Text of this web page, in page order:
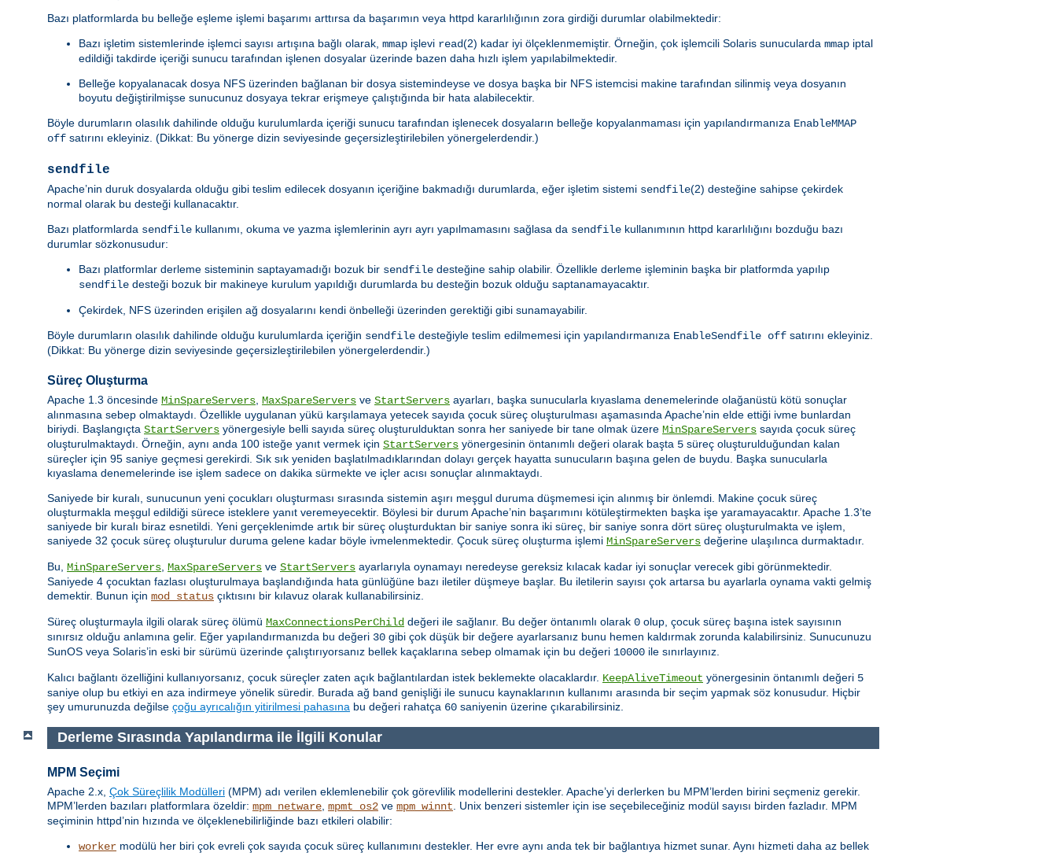
Bazı platformlarda bu belleğe eşleme işlemi başarımı arttırsa da başarımın veya httpd kararlılığının zora girdiği durumlar olabilmektedir:
Bazı işletim sistemlerinde işlemci sayısı artışına bağlı olarak, mmap işlevi read(2) kadar iyi ölçeklenmemiştir. Örneğin, çok işlemcili Solaris sunucularda mmap iptal
edildiği takdirde içeriği sunucu tarafından işlenen dosyalar üzerinde bazen daha hızlı işlem yapılabilmektedir.
Belleğe kopyalanacak dosya NFS üzerinden bağlanan bir dosya sistemindeyse ve dosya başka bir NFS istemcisi makine tarafından silinmiş veya dosyanın
boyutu değiştirilmişse sunucunuz dosyaya tekrar erişmeye çalıştığında bir hata alabilecektir.
Böyle durumların olasılık dahilinde olduğu kurulumlarda içeriği sunucu tarafından işlenecek dosyaların belleğe kopyalanmaması için yapılandırmanıza EnableMMAP
off satırını ekleyiniz. (Dikkat: Bu yönerge dizin seviyesinde geçersizleştirilebilen yönergelerdendir.)
sendfile
Apache’nin duruk dosyalarda olduğu gibi teslim edilecek dosyanın içeriğine bakmadığı durumlarda, eğer işletim sistemi sendfile(2) desteğine sahipse çekirdek
normal olarak bu desteği kullanacaktır.
Bazı platformlarda sendfile kullanımı, okuma ve yazma işlemlerinin ayrı ayrı yapılmamasını sağlasa da sendfile kullanımının httpd kararlılığını bozduğu bazı
durumlar sözkonusudur:
Bazı platformlar derleme sisteminin saptayamadığı bozuk bir sendfile desteğine sahip olabilir. Özellikle derleme işleminin başka bir platformda yapılıp
sendfile desteği bozuk bir makineye kurulum yapıldığı durumlarda bu desteğin bozuk olduğu saptanamayacaktır.
Çekirdek, NFS üzerinden erişilen ağ dosyalarını kendi önbelleği üzerinden gerektiği gibi sunamayabilir.
Böyle durumların olasılık dahilinde olduğu kurulumlarda içeriğin sendfile desteğiyle teslim edilmemesi için yapılandırmanıza EnableSendfile off satırını ekleyiniz.
(Dikkat: Bu yönerge dizin seviyesinde geçersizleştirilebilen yönergelerdendir.)
Süreç Oluşturma
Apache 1.3 öncesinde MinSpareServers, MaxSpareServers ve StartServers ayarları, başka sunucularla kıyaslama denemelerinde olağanüstü kötü sonuçlar
alınmasına sebep olmaktaydı. Özellikle uygulanan yükü karşılamaya yetecek sayıda çocuk süreç oluşturulması aşamasında Apache’nin elde ettiği ivme bunlardan
biriydi. Başlangıçta StartServers yönergesiyle belli sayıda süreç oluşturulduktan sonra her saniyede bir tane olmak üzere MinSpareServers sayıda çocuk süreç
oluşturulmaktaydı. Örneğin, aynı anda 100 isteğe yanıt vermek için StartServers yönergesinin öntanımlı değeri olarak başta 5 süreç oluşturulduğundan kalan
süreçler için 95 saniye geçmesi gerekirdi. Sık sık yeniden başlatılmadıklarından dolayı gerçek hayatta sunucuların başına gelen de buydu. Başka sunucularla
kıyaslama denemelerinde ise işlem sadece on dakika sürmekte ve içler acısı sonuçlar alınmaktaydı.
Saniyede bir kuralı, sunucunun yeni çocukları oluşturması sırasında sistemin aşırı meşgul duruma düşmemesi için alınmış bir önlemdi. Makine çocuk süreç
oluşturmakla meşgul edildiği sürece isteklere yanıt veremeyecektir. Böylesi bir durum Apache’nin başarımını kötüleştirmekten başka işe yaramayacaktır. Apache 1.3’te
saniyede bir kuralı biraz esnetildi. Yeni gerçeklenimde artık bir süreç oluşturduktan bir saniye sonra iki süreç, bir saniye sonra dört süreç oluşturulmakta ve işlem,
saniyede 32 çocuk süreç oluşturulur duruma gelene kadar böyle ivmelenmektedir. Çocuk süreç oluşturma işlemi MinSpareServers değerine ulaşılınca durmaktadır.
Bu, MinSpareServers, MaxSpareServers ve StartServers ayarlarıyla oynamayı neredeyse gereksiz kılacak kadar iyi sonuçlar verecek gibi görünmektedir.
Saniyede 4 çocuktan fazlası oluşturulmaya başlandığında hata günlüğüne bazı iletiler düşmeye başlar. Bu iletilerin sayısı çok artarsa bu ayarlarla oynama vakti gelmiş
demektir. Bunun için mod_status çıktısını bir kılavuz olarak kullanabilirsiniz.
Süreç oluşturmayla ilgili olarak süreç ölümü MaxConnectionsPerChild değeri ile sağlanır. Bu değer öntanımlı olarak 0 olup, çocuk süreç başına istek sayısının
sınırsız olduğu anlamına gelir. Eğer yapılandırmanızda bu değeri 30 gibi çok düşük bir değere ayarlarsanız bunu hemen kaldırmak zorunda kalabilirsiniz. Sunucunuzu
SunOS veya Solaris’in eski bir sürümü üzerinde çalıştırıyorsanız bellek kaçaklarına sebep olmamak için bu değeri 10000 ile sınırlayınız.
Kalıcı bağlantı özelliğini kullanıyorsanız, çocuk süreçler zaten açık bağlantılardan istek beklemekte olacaklardır. KeepAliveTimeout yönergesinin öntanımlı değeri 5
saniye olup bu etkiyi en aza indirmeye yönelik süredir. Burada ağ band genişliği ile sunucu kaynaklarının kullanımı arasında bir seçim yapmak söz konusudur. Hiçbir
şey umurunuzda değilse çoğu ayrıcalığın yitirilmesi pahasına bu değeri rahatça 60 saniyenin üzerine çıkarabilirsiniz.
Derleme Sırasında Yapılandırma ile İlgili Konular
MPM Seçimi
Apache 2.x, Çok Süreçlilik Modülleri (MPM) adı verilen eklemlenebilir çok görevlilik modellerini destekler. Apache’yi derlerken bu MPM’lerden birini seçmeniz gerekir.
MPM’lerden bazıları platformlara özeldir: mpm_netware mpmt_os2 ve mpm_winnt . Unix benzeri sistemler için ise seçebileceğiniz modül sayısı birden fazladır. MPM
seçiminin httpd’nin hızında ve ölçeklenebilirliğinde bazı etkileri olabilir:
worker modülü her biri çok evreli çok sayıda çocuk süreç kullanımını destekler. Her evre aynı anda tek bir bağlantıya hizmet sunar. Aynı hizmeti daha az bellek